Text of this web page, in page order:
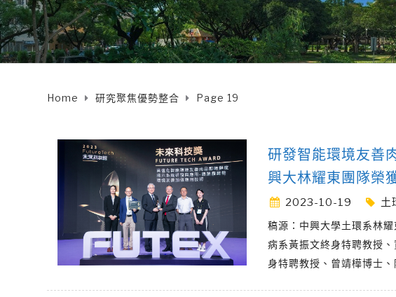
Home 研究聚焦優勢整合 Page 19
研發智能環境友善
興大林耀東團隊榮
2023-10-19 土
稿源：中興大學土環系林
病系黃振文終身特聘教授
身特聘教授、曾靖樺博士、